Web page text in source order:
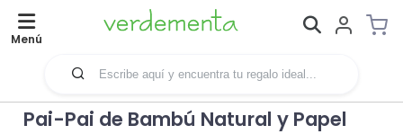
Menú
Pai-Pai de Bambú Natural y Papel